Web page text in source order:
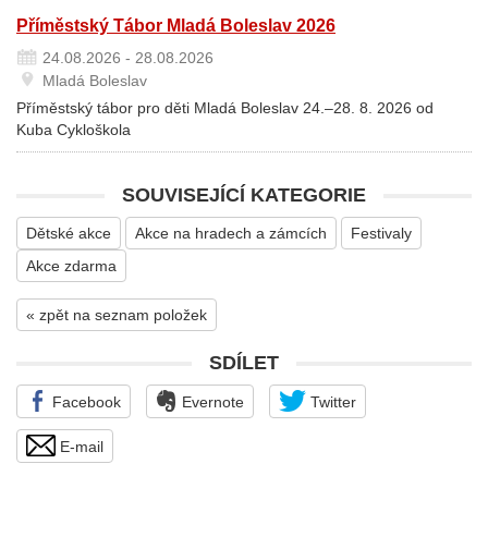
Příměstský Tábor Mladá Boleslav 2026
24.08.2026 - 28.08.2026
Mladá Boleslav
Příměstský tábor pro děti Mladá Boleslav 24.–28. 8. 2026 od
Kuba Cykloškola
SOUVISEJÍCÍ KATEGORIE
Dětské akce Akce na hradech a zámcích
Festivaly
Akce zdarma
« zpět na seznam položek
SDÍLET
Facebook Evernote Twitter
E-mail